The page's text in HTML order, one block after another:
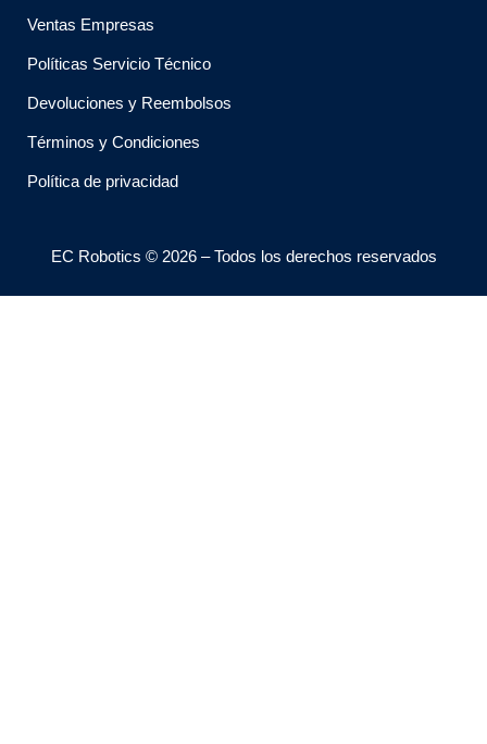
Ventas Empresas
Políticas Servicio Técnico
Devoluciones y Reembolsos
Términos y Condiciones
Política de privacidad
EC Robotics © 2026 – Todos los derechos reservados